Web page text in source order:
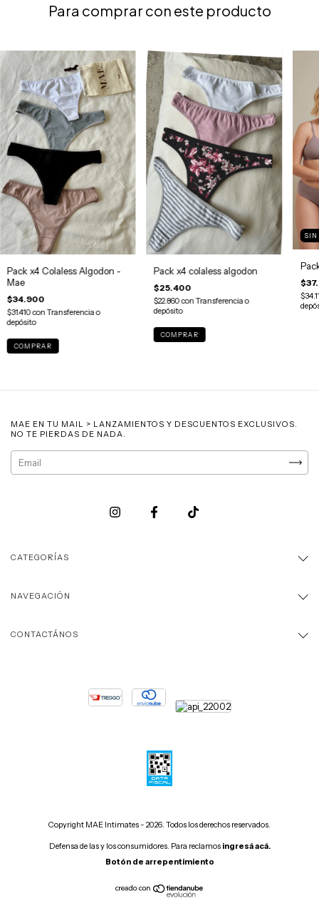
Para comprar con este producto
Pack x4 Colaless Algodon -
Mae
$34.900
$31.410con Transferencia o
depósito
COMPRAR
Pack x4 colaless algodon
$25.400
$22.860conTransferencia o
depósito
COMPRAR
SIN
MAE EN TU MAIL > LANZAMIENTOS Y DESCUENTOS EXCLUSIVOS.
NO TE PIERDAS DE NADA.
CATEGORÍAS
NAVEGACIÓN
CONTACTÁNOS
Copyright MAE Intimates - 2026. Todos los derechos reservados.
Defensa de las y los consumidores. Para reclamos ingresá acá.
Botón de arrepentimiento